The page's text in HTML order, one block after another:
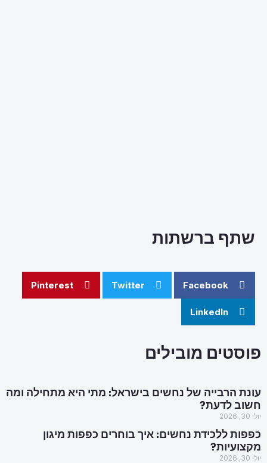
שתף ברשתות
Facebook
Twitter
Pinterest
LinkedIn
פוסטים מובילים
עונת הרבייה של נחשים בישראל: מתי היא מתחילה ומה
חשוב לדעת?
יולי 30, 2026
כפפות ללכידת נחשים: איך בוחרים כפפות מיגון
מקצועיות?
יולי 30, 2026